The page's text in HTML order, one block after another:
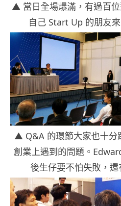
▲ 當日全場爆滿，有過百
自己 Start Up 的朋友
▲ Q&A 的環節大家也十分
創業上遇到的問題。
後生仔要不怕失敗，還